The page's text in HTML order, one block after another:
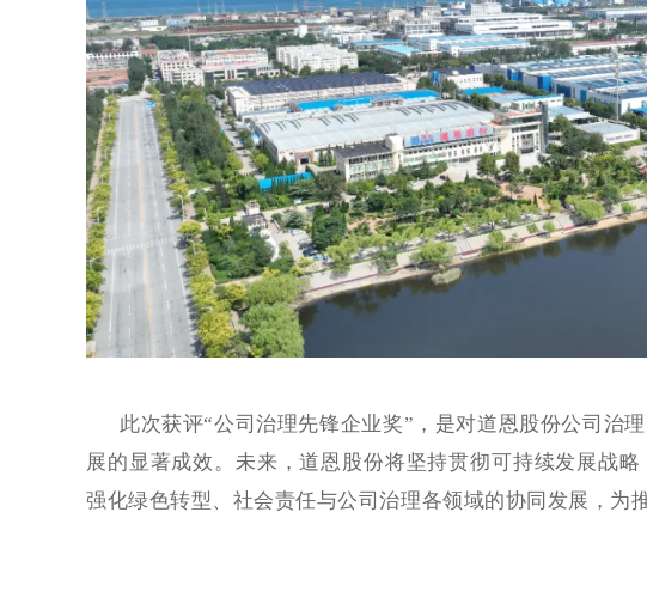
此次获评“公司治理先锋企业奖”，是对道恩股份公司治
展的显著成效。未来，道恩股份将坚持贯彻可持续发展战
强化绿色转型、社会责任与公司治理各领域的协同发展，为